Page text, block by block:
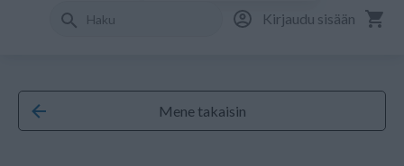
Kirjaudu sisään
Mene takaisin